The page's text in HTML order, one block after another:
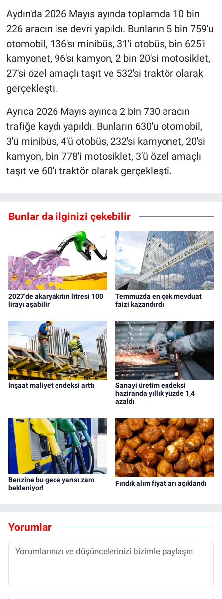
Aydın'da 2026 Mayıs ayında toplamda 10 bin
226 aracın ise devri yapıldı. Bunların 5 bin 759'u
otomobil, 136'sı minibüs, 31'i otobüs, bin 625'i
kamyonet, 96'sı kamyon, 2 bin 20'si motosiklet,
27'si özel amaçlı taşıt ve 532'si traktör olarak
gerçekleşti.
Ayrıca 2026 Mayıs ayında 2 bin 730 aracın
trafiğe kaydı yapıldı. Bunların 630'u otomobil,
3'ü minibüs, 4'ü otobüs, 232'si kamyonet, 20'si
kamyon, bin 778'i motosiklet, 3'ü özel amaçlı
taşıt ve 60'ı traktör olarak gerçekleşti.
Bunlar da ilginizi çekebilir
2027'de akaryakıtın litresi 100
lirayı aşabilir
Temmuzda en çok mevduat
faizi kazandırdı
İnşaat maliyet endeksi arttı
Sanayi üretim endeksi
haziranda yıllık yüzde 1,4
azaldı
Benzine bu gece yarısı zam
bekleniyor!
Fındık alım fiyatları açıklandı
Yorumlar